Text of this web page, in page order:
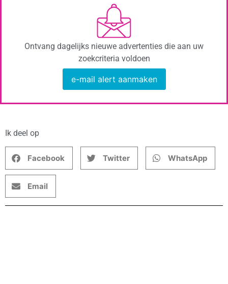
Ontvang dagelijks nieuwe advertenties die aan uw
zoekcriteria voldoen
e-mail alert aanmaken
Ik deel op
Facebook Twitter WhatsApp
Email